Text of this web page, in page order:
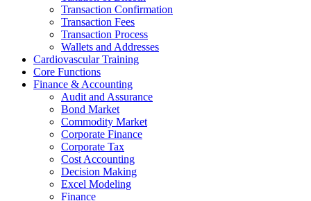
Transaction Confirmation
Transaction Fees
Transaction Process
Wallets and Addresses
Cardiovascular Training
Core Functions
Finance & Accounting
Audit and Assurance
Bond Market
Commodity Market
Corporate Finance
Corporate Tax
Cost Accounting
Decision Making
Excel Modeling
Finance